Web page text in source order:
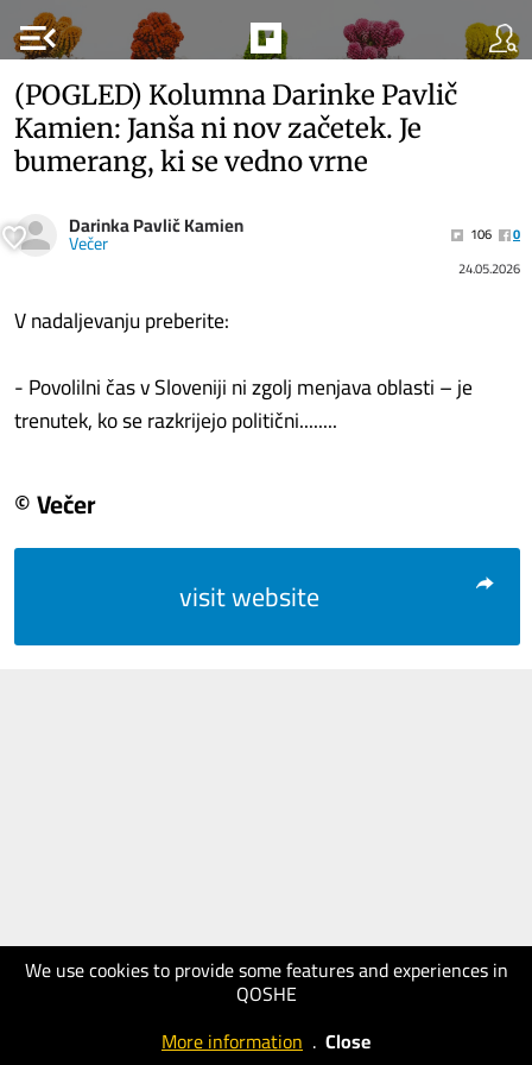
menu_open
We use cookies to provide some features and experiences in
QOSHE
More information . Close
(POGLED) Kolumna Darinke Pavlič
Kamien: Janša ni nov začetek. Je
bumerang, ki se vedno vrne
Darinka Pavlič Kamien
Večer 106
0
24.05.2026
V nadaljevanju preberite:
- Povolilni čas v Sloveniji ni zgolj menjava oblasti – je
trenutek, ko se razkrijejo politični........
© Večer
visit website